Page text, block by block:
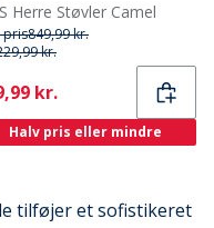
Herre Støvler Camel
pris849,99 kr.
kr.
kr.
Halv pris eller mindre
tilføjer et sofistikeret